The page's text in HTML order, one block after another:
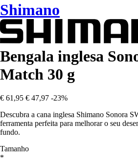
Shimano
Bengala inglesa
Match 30 g
€ 61,95 € 47,97 -23%
Descubra a cana inglesa Shimano Sonora
ferramenta perfeita para melhorar o seu
fundo.
Tamanho
*